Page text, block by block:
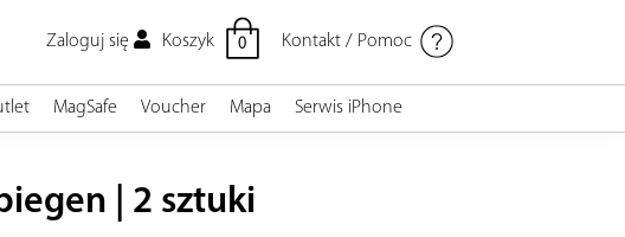
Zaloguj się Koszyk 0 Kontakt / Pomoc
MagSafe Voucher Mapa Serwis iPhone
| 2 sztuki